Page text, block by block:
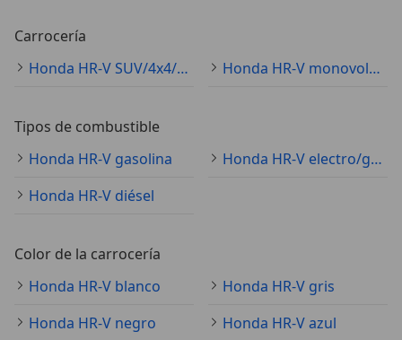
Carrocería
Honda HR-V SUV/4x4/pickup
Honda HR-V monovolumen
Tipos de combustible
Honda HR-V gasolina
Honda HR-V electro/gasolina
Honda HR-V diésel
Color de la carrocería
Honda HR-V blanco
Honda HR-V gris
Honda HR-V negro
Honda HR-V azul